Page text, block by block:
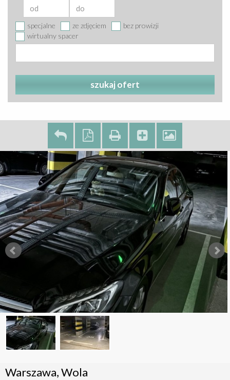
specjalne ze zdjęciem
bez prowizji
wirtualny spacer
szukaj ofert
Warszawa, Wola